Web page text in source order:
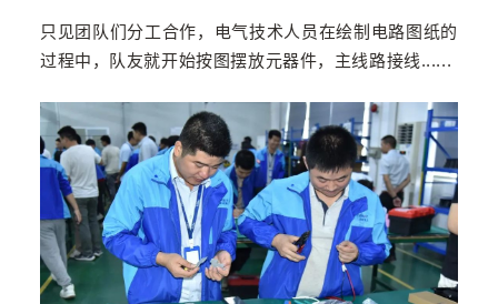
只见团队们分工合作，电气技术人员在绘制电路图纸的
过程中，队友就开始按图摆放元器件，主线路接线......